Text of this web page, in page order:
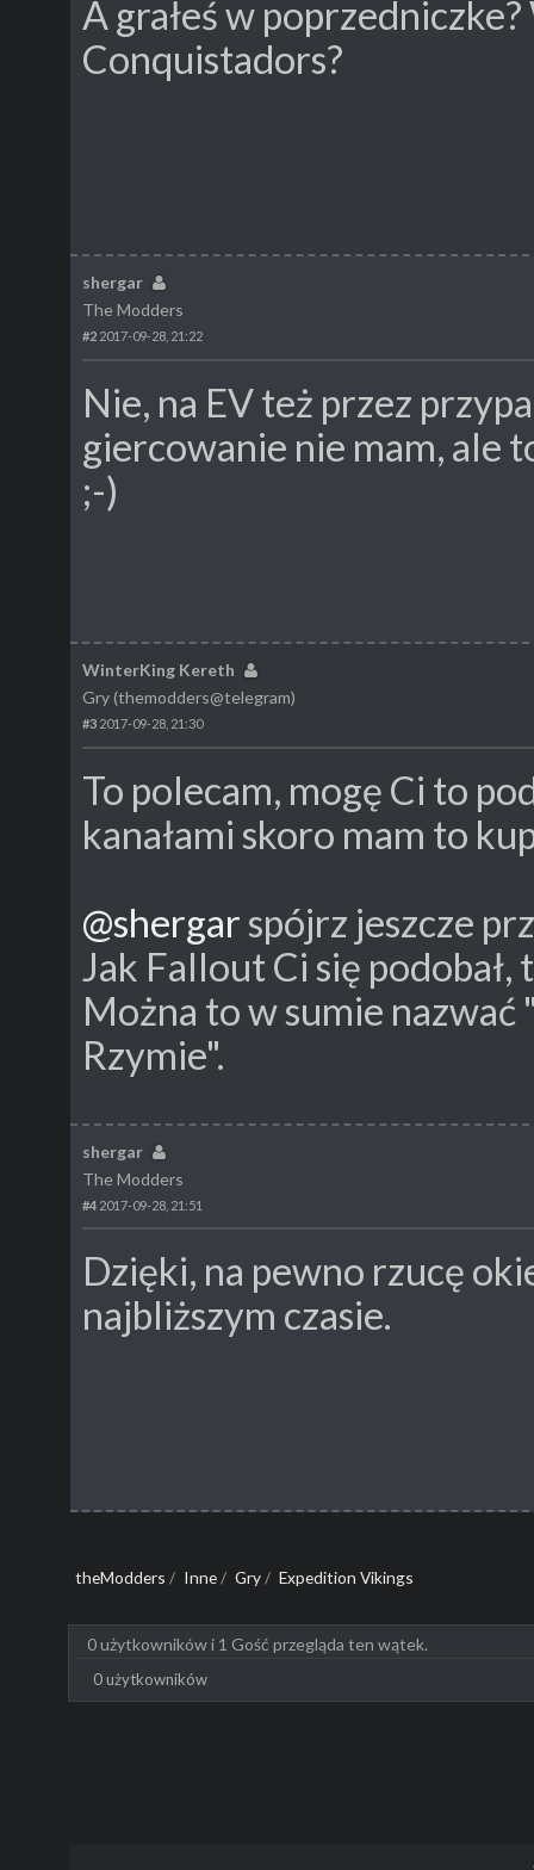
A grałeś w
Conquistadors?
shergar
The Modders
#2 2017-09-28, 21:22
Nie, na EV też przez
giercowanie nie mam, ale
;-)
WinterKing Kereth
Gry (themodders@telegram)
#3 2017-09-28, 21:30
To polecam, mogę Ci to
kanałami skoro mam to
@shergarspójrz jeszcze
Jak Fallout Ci się
Można to w sumie
Rzymie".
shergar
The Modders
#4 2017-09-28, 21:51
Dzięki, na pewno rzucę
najbliższym czasie.
theModders / Inne/ Gry/ Expedition Vikings
0 użytkowników i 1 Gość przegląda ten wątek.
0 użytkowników